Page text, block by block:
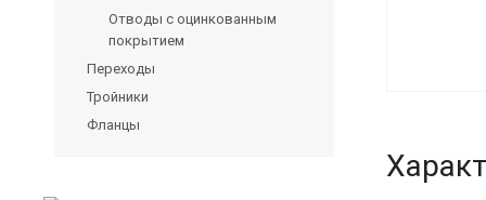
Отводы с оцинкованным
покрытием
Переходы
Тройники
Фланцы